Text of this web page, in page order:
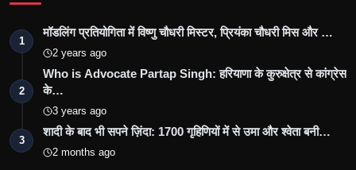
1
मॉडलिंग प्रतियोगिता में विष्णु चौधरी मिस्टर, प्रियंका चौधरी मिस और …
2 years ago
2
Who is Advocate Partap Singh: हरियाणा के कुरुक्षेत्र से कांग्रेस
के…
3 years ago
3
शादी के बाद भी सपने ज़िंदा: 1700 गृहिणियों में से उमा और श्वेता बनी…
2 months ago